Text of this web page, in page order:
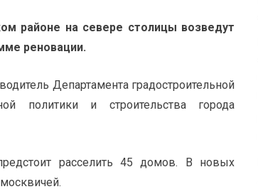
районе на севере столицы возведут
реновации.
Департамента градостроительной
политики и строительства города
расселить 45 домов. В новых